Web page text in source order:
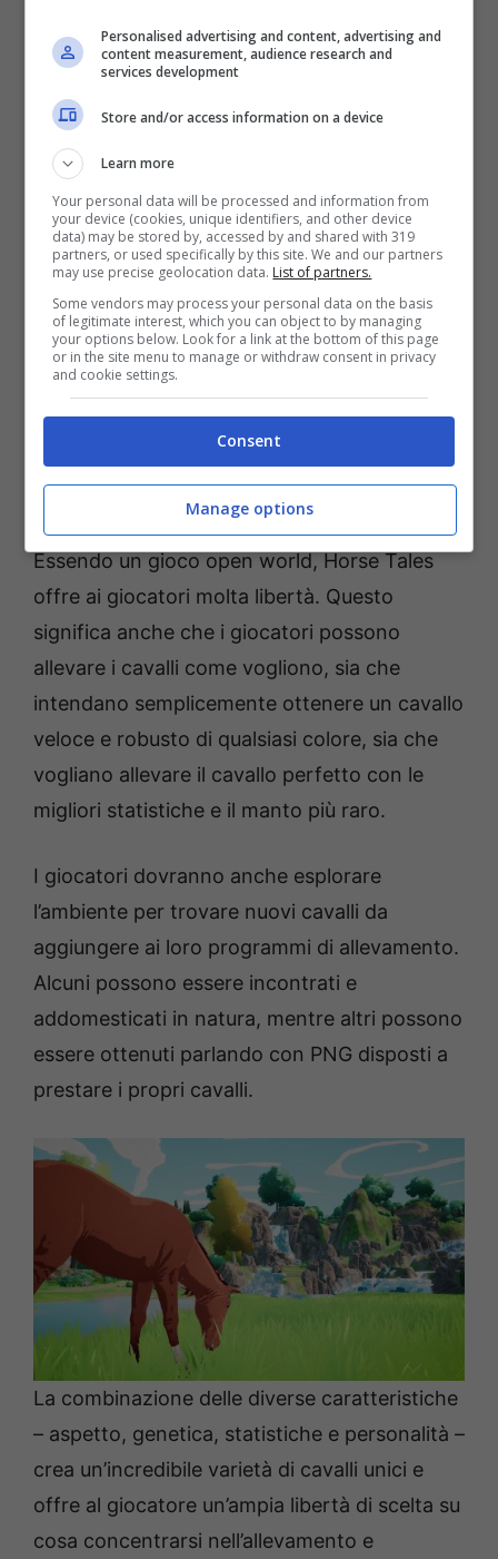
statistiche della loro progenie. Il nuovo
cavallo erediterà anche alcuni tratti e
caratteristiche cromatiche dai genitori. Le
caratteristiche cromatiche, tuttavia, sono il
punto in cui l’allevamento diventa più
impegnativo, poiché imita la genetica dei
cavalli nella vita reale.
Essendo un gioco open world, Horse Tales
offre ai giocatori molta libertà. Questo
significa anche che i giocatori possono
allevare i cavalli come vogliono, sia che
intendano semplicemente ottenere un cavallo
veloce e robusto di qualsiasi colore, sia che
vogliano allevare il cavallo perfetto con le
migliori statistiche e il manto più raro.
I giocatori dovranno anche esplorare
l’ambiente per trovare nuovi cavalli da
aggiungere ai loro programmi di allevamento.
Alcuni possono essere incontrati e
addomesticati in natura, mentre altri possono
essere ottenuti parlando con PNG disposti a
prestare i propri cavalli.
La combinazione delle diverse caratteristiche
– aspetto, genetica, statistiche e personalità –
crea un’incredibile varietà di cavalli unici e
offre al giocatore un’ampia libertà di scelta su
cosa concentrarsi nell’allevamento e
Personalised advertising and content, advertising and
content measurement, audience research and
services development
Store and/or access information on a device
Learn more
Your personal data will be processed and information from
your device (cookies, unique identifiers, and other device
data) may be stored by, accessed by and shared with 319
partners, or used specifically by this site. We and our partners
may use precise geolocation data. List of partners.
Some vendors may process your personal data on the basis
of legitimate interest, which you can object to by managing
your options below. Look for a link at the bottom of this page
or in the site menu to manage or withdraw consent in privacy
and cookie settings.
Consent
Manage options